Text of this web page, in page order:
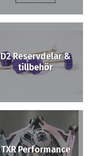
D2 Reservdelar &
tillbehör
TXR Performance